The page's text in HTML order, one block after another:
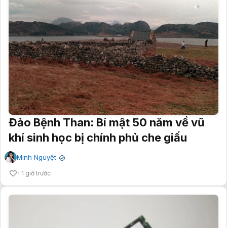
Đảo Bệnh Than: Bí mật 50 năm về vũ
khí sinh học bị chính phủ che giấu
Minh Nguyệt ✔
1 giờ trước